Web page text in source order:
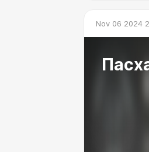
Nov 06 2024